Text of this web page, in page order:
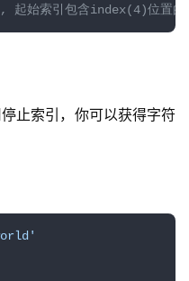
索引包含index(4)位置的
止索引，你可以获得字符